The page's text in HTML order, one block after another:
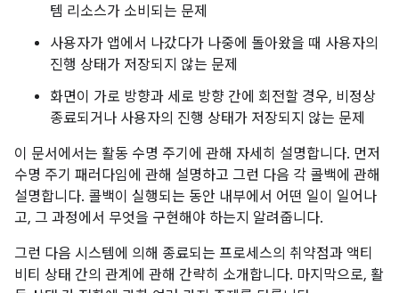
템 리소스가 소비되는 문제
사용자가 앱에서 나갔다가 나중에 돌아왔을 때 사용자의
진행 상태가 저장되지 않는 문제
화면이 가로 방향과 세로 방향 간에 회전할 경우, 비정상
종료되거나 사용자의 진행 상태가 저장되지 않는 문제
이 문서에서는 활동 수명 주기에 관해 자세히 설명합니다. 먼저
수명 주기 패러다임에 관해 설명하고 그런 다음 각 콜백에 관해
설명합니다. 콜백이 실행되는 동안 내부에서 어떤 일이 일어나
고, 그 과정에서 무엇을 구현해야 하는지 알려줍니다.
그런 다음 시스템에 의해 종료되는 프로세스의 취약점과 액티
비티 상태 간의 관계에 관해 간략히 소개합니다. 마지막으로, 활